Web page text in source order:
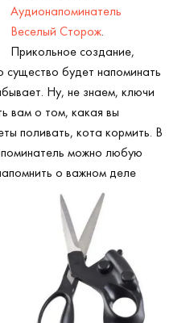
Аудионапоминатель
Веселый Сторож.
Прикольное создание,
будет напоминать
Ну, не знаем, ключи
вам о том, какая вы
поливать, кота кормить. В
можно любую
о важном деле